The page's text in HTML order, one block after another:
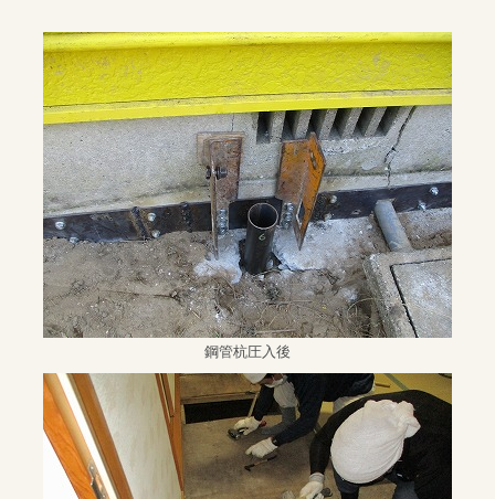
鋼管杭圧入後